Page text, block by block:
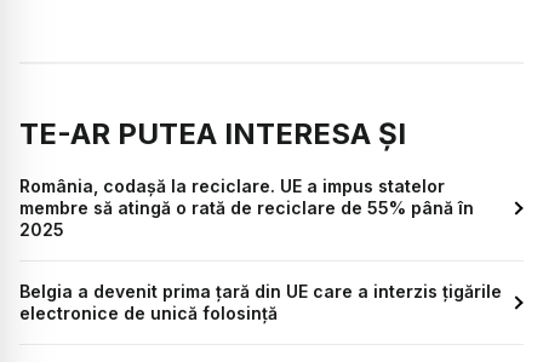
TE-AR PUTEA INTERESA ȘI
România, codașă la reciclare. UE a impus statelor
membre să atingă o rată de reciclare de 55% până în
2025
Belgia a devenit prima țară din UE care a interzis țigările
electronice de unică folosință